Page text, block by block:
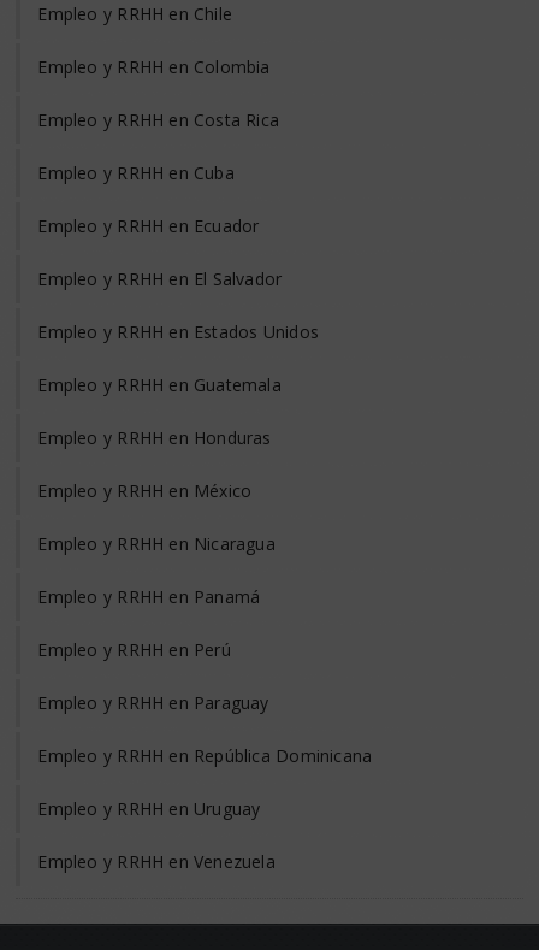
Empleo y RRHH en Chile
Empleo y RRHH en Colombia
Empleo y RRHH en Costa Rica
Empleo y RRHH en Cuba
Empleo y RRHH en Ecuador
Empleo y RRHH en El Salvador
Empleo y RRHH en Estados Unidos
Empleo y RRHH en Guatemala
Empleo y RRHH en Honduras
Empleo y RRHH en México
Empleo y RRHH en Nicaragua
Empleo y RRHH en Panamá
Empleo y RRHH en Perú
Empleo y RRHH en Paraguay
Empleo y RRHH en República Dominicana
Empleo y RRHH en Uruguay
Empleo y RRHH en Venezuela